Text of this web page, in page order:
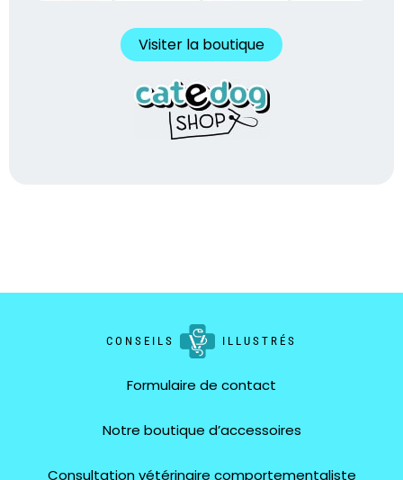
Visiter la boutique
CONSEILS ILLUSTRÉS
Formulaire de contact
Notre boutique d’accessoires
Consultation vétérinaire comportementaliste